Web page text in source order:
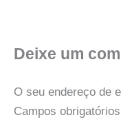
Deixe um
O seu endereço de
Campos